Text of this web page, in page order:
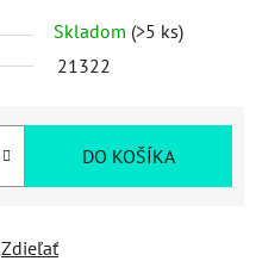
Skladom (>5 ks)
21322
DO KOŠÍKA
Zdieľať